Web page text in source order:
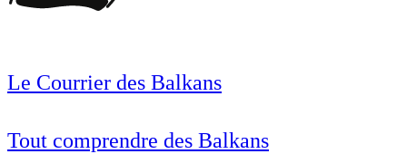
Le Courrier des Balkans
Tout comprendre des Balkans